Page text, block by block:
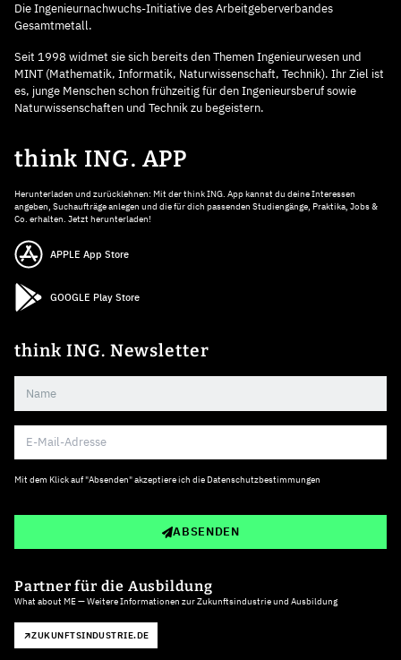
Die Ingenieurnachwuchs-Initiative des Arbeitgeberverbandes
Gesamtmetall.
Seit 1998 widmet sie sich bereits den Themen Ingenieurwesen und
MINT (Mathematik, Informatik, Naturwissenschaft, Technik). Ihr Ziel ist
es, junge Menschen schon frühzeitig für den Ingenieursberuf sowie
Naturwissenschaften und Technik zu begeistern.
think ING. APP
Herunterladen und zurücklehnen: Mit der think ING. App kannst du deine Interessen
angeben, Suchaufträge anlegen und die für dich passenden Studiengänge, Praktika, Jobs &
Co. erhalten. Jetzt herunterladen!
APPLE App Store
GOOGLE Play Store
think ING. Newsletter
Mit dem Klick auf "Absenden" akzeptiere ich die Datenschutzbestimmungen
ABSENDEN
Partner für die Ausbildung
What about ME — Weitere Informationen zur Zukunftsindustrie und Ausbildung
ZUKUNFTSINDUSTRIE.DE